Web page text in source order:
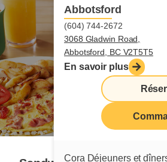
Abbotsford
(604) 744-2672
3068 Gladwin Road,
Abbotsford, BC V2T5T5
En savoir plus
Cora Déjeuners et
menu